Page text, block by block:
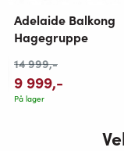
Adelaide Balkong
Hagegruppe
14 999,-
9 999,-
På lager